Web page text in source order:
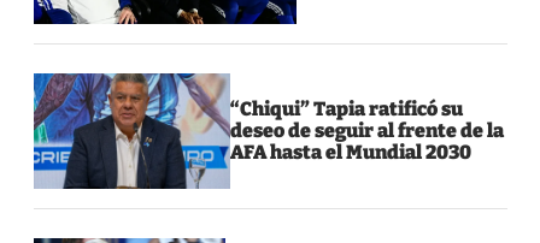
“Chiqui” Tapia ratificó su
deseo de seguir al frente de la
AFA hasta el Mundial 2030